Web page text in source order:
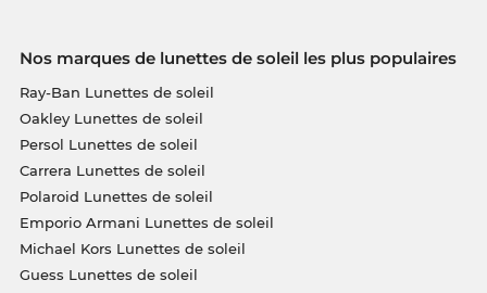
Nos marques de lunettes de soleil les plus populaires
Ray-Ban Lunettes de soleil
Oakley Lunettes de soleil
Persol Lunettes de soleil
Carrera Lunettes de soleil
Polaroid Lunettes de soleil
Emporio Armani Lunettes de soleil
Michael Kors Lunettes de soleil
Guess Lunettes de soleil